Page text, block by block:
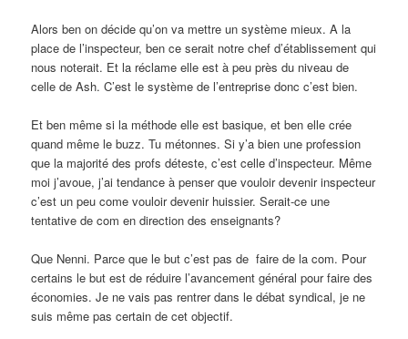
Alors ben on décide qu’on va mettre un système mieux. A la
place de l’inspecteur, ben ce serait notre chef d’établissement qui
nous noterait. Et la réclame elle est à peu près du niveau de
celle de Ash. C’est le système de l’entreprise donc c’est bien.
Et ben même si la méthode elle est basique, et ben elle crée
quand même le buzz. Tu métonnes. Si y’a bien une profession
que la majorité des profs déteste, c’est celle d’inspecteur. Même
moi j’avoue, j’ai tendance à penser que vouloir devenir inspecteur
c’est un peu come vouloir devenir huissier. Serait-ce une
tentative de com en direction des enseignants?
Que Nenni. Parce que le but c’est pas de faire de la com. Pour
certains le but est de réduire l’avancement général pour faire des
économies. Je ne vais pas rentrer dans le débat syndical, je ne
suis même pas certain de cet objectif.